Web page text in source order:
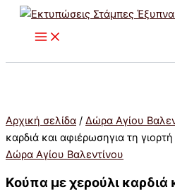
Μετάβαση
περιεχόμενο
Αρχική σελίδα / Δώρα Αγίου
καρδιά και αφιέρωσηγια τη
Δώρα Αγίου Βαλεντίνου
Κούπα με χερούλι καρδιά
Κούπα
χερούλι
και
του
Αγιού
Βαλεντίνου.
ποσότητα